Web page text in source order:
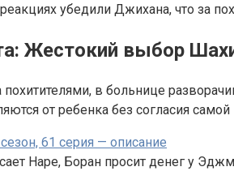
убедили Джихана, что за
Жестокий выбор
в больнице
от ребенка без согласия
Наре, Боран просит денег у